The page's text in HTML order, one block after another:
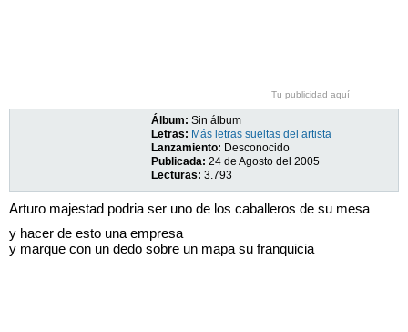
Tu publicidad aquí
Álbum: Sin álbum
Letras: Más letras sueltas del artista
Lanzamiento: Desconocido
Publicada: 24 de Agosto del 2005
Lecturas: 3.793
Arturo majestad podria ser uno de los caballeros de su mesa
y hacer de esto una empresa
y marque con un dedo sobre un mapa su franquicia